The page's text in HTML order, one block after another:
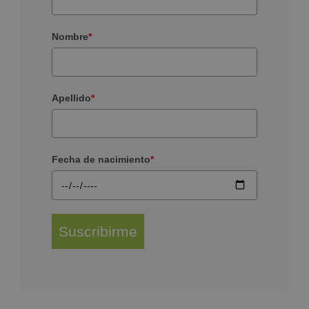
Nombre*
Apellido*
Fecha de nacimiento*
Suscribirme